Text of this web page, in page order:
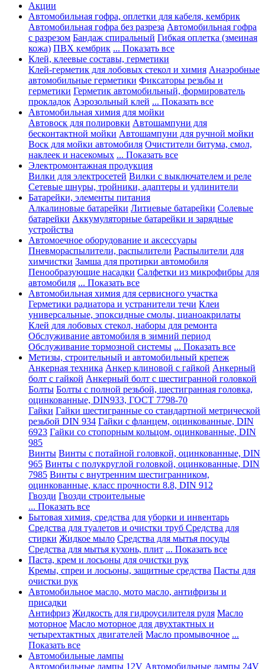
Акции
Автомобильная гофра, оплетки для кабеля, кембрик
Автомобильная гофра без разреза Автомобильная гофра
с разрезом Бандаж спиральный Гибкая оплетка (змеиная
кожа) ПВХ кембрик ... Показать все
Клей, клеевые составы, герметики
Клей-герметик для лобовых стекол и химия Анаэробные
автомобильные герметики Фиксаторы резьбы и
герметики Герметик автомобильный, формирователь
прокладок Аэрозольный клей ... Показать все
Автомобильная химия для мойки
Автовоск для полировки Автошампуни для
бесконтактной мойки Автошампуни для ручной мойки
Воск для мойки автомобиля Очистители битума, смол,
наклеек и насекомых ... Показать все
Электромонтажная продукция
Вилки для электросетей Вилки с выключателем и реле
Сетевые шнуры, тройники, адаптеры и удлинители
Батарейки, элементы питания
Алкалиновые батарейки Литиевые батарейки Солевые
батарейки Аккумуляторные батарейки и зарядные
устройства
Автомоечное оборудование и аксессуары
Пневмораспылители, распылители Распылители для
химчистки Замша для протирки автомобиля
Пенообразующие насадки Салфетки из микрофибры для
автомобиля ... Показать все
Автомобильная химия для сервисного участка
Герметики радиатора и устранители течи Клеи
универсальные, эпоксидные смолы, цианоакрилаты
Клей для лобовых стекол, наборы для ремонта
Обслуживание автомобиля в зимний период
Обслуживание тормозной системы ... Показать все
Метизы, строительный и автомобильный крепеж
Анкерная техника Анкер клиновой с гайкой Анкерный
болт с гайкой Анкерный болт с шестигранной головкой
Болты Болты с полной резьбой, шестигранная головка,
оцинкованные, DIN933, ГОСТ 7798-70
Гайки Гайки шестигранные со стандартной метрической
резьбой DIN 934 Гайки с фланцем, оцинкованные, DIN
6923 Гайки со стопорным кольцом, оцинкованные, DIN
985
Винты Винты с потайной головкой, оцинкованные, DIN
965 Винты с полукруглой головкой, оцинкованные, DIN
7985 Винты с внутренним шестигранником,
оцинкованные, класс прочности 8.8, DIN 912
Гвозди Гвозди строительные
... Показать все
Бытовая химия, средства для уборки и инвентарь
Средства для туалетов и очистки труб Средства для
стирки Жидкое мыло Средства для мытья посуды
Средства для мытья кухонь, плит ... Показать все
Паста, крем и лосьоны для очистки рук
Кремы, спреи и лосьоны, защитные средства Пасты для
очистки рук
Автомобильное масло, мото масло, антифризы и
присадки
Антифриз Жидкость для гидроусилителя руля Масло
моторное Масло моторное для двухтактных и
четырехтактных двигателей Масло промывочное ...
Показать все
Автомобильные лампы
Автомобильные лампы 12V Автомобильные лампы 24V